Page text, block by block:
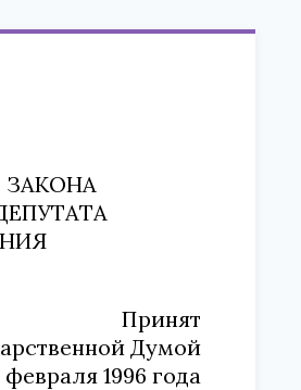
ЗАКОНА
Принят
Думой
февраля 1996 года